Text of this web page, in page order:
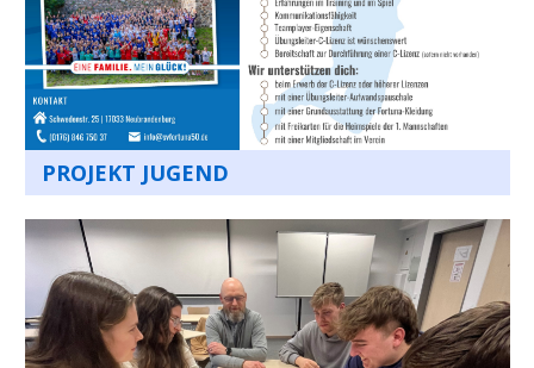
PROJEKT JUGEND